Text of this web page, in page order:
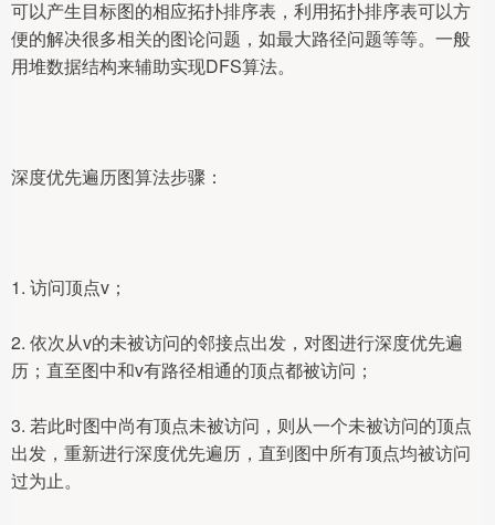
可以产生目标图的相应拓扑排序表，利用拓扑排序表可以方
便的解决很多相关的图论问题，如最大路径问题等等。一般
用堆数据结构来辅助实现DFS算法。
深度优先遍历图算法步骤：
1. 访问顶点v；
2. 依次从v的未被访问的邻接点出发，对图进行深度优先遍
历；直至图中和v有路径相通的顶点都被访问；
3. 若此时图中尚有顶点未被访问，则从一个未被访问的顶点
出发，重新进行深度优先遍历，直到图中所有顶点均被访问
过为止。